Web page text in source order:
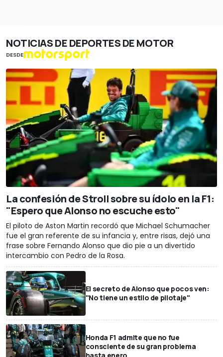
NOTICIAS DE DEPORTES DE MOTOR
DESDE
La confesión de Stroll sobre su ídolo en la F1:
"Espero que Alonso no escuche esto"
El piloto de Aston Martin recordó que Michael Schumacher
fue el gran referente de su infancia y, entre risas, dejó una
frase sobre Fernando Alonso que dio pie a un divertido
intercambio con Pedro de la Rosa.
El secreto de Alonso que pocos ven:
"No tiene un estilo de pilotaje"
Honda F1 admite que no fue
consciente de su gran problema